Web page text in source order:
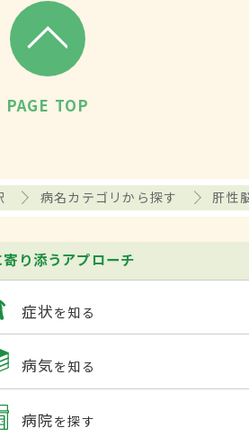
PAGE TOP
病名カテゴリから探す 肝性
り添うアプローチ
症状を知る
病気を知る
病院を探す